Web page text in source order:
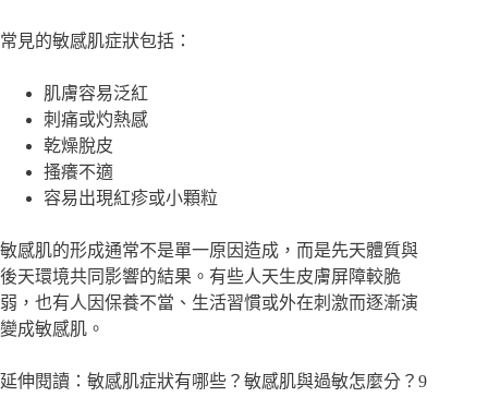
常見的敏感肌症狀包括：
肌膚容易泛紅
刺痛或灼熱感
乾燥脫皮
搔癢不適
容易出現紅疹或小顆粒
敏感肌的形成通常不是單一原因造成，而是先天體質與
後天環境共同影響的結果。有些人天生皮膚屏障較脆
弱，也有人因保養不當、生活習慣或外在刺激而逐漸演
變成敏感肌。
延伸閱讀： 敏感肌症狀有哪些？敏感肌與過敏怎麼分？9